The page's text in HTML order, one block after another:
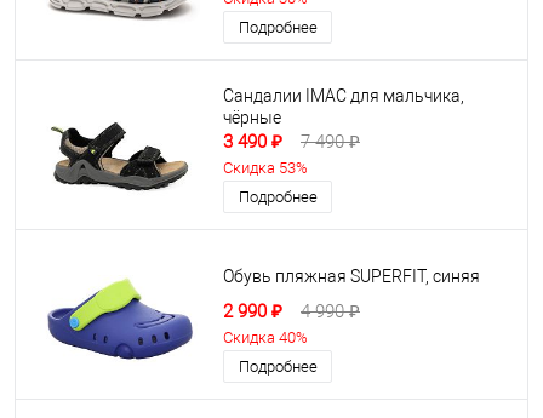
Подробнее
Сандалии IMAC для мальчика,
чёрные
3 490 ₽ 7 490 ₽
Скидка 53%
Подробнее
Обувь пляжная SUPERFIT, синяя
2 990 ₽ 4 990 ₽
Скидка 40%
Подробнее